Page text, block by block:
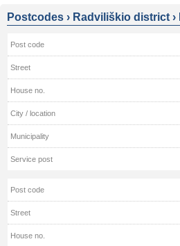
Postcodes › Radviliškio district ›